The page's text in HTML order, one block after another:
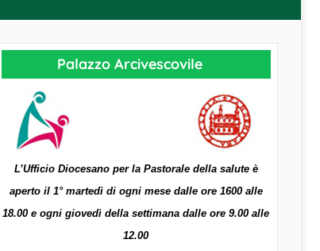
Palazzo Arcivescovile
L’Ufficio Diocesano per la Pastorale della salute è
aperto il 1° martedì di ogni mese dalle ore 1600 alle
18.00 e ogni giovedì della settimana dalle ore 9.00 alle
12.00